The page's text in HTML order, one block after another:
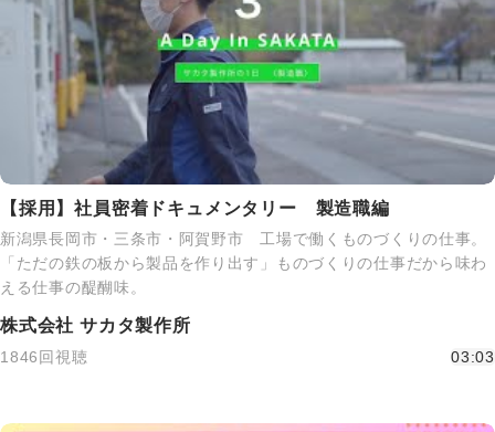
【採用】社員密着ドキュメンタリー 製造職編
新潟県長岡市・三条市・阿賀野市 工場で働くものづくりの仕事。
「ただの鉄の板から製品を作り出す」ものづくりの仕事だから味わ
える仕事の醍醐味。
株式会社 サカタ製作所
1846回視聴 03:03